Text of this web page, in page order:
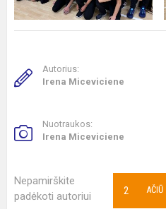
Autorius:
Irena Miceviciene
Nuotraukos:
Irena Miceviciene
Nepamirškite
padėkoti autoriui
AČIŪ
2